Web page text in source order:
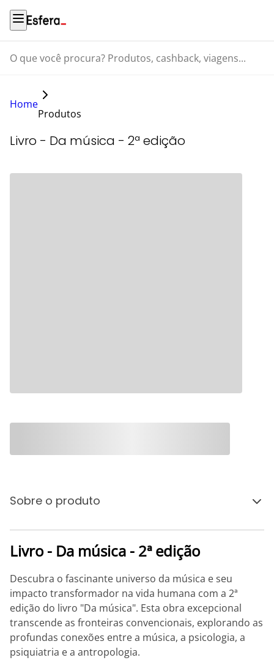
O que você procura? Produtos, cashback, viagens...
Home
Produtos
Livro - Da música - 2ª edição
Sobre o produto
Livro - Da música - 2ª edição
Descubra o fascinante universo da música e seu
impacto transformador na vida humana com a 2ª
edição do livro "Da música". Esta obra excepcional
transcende as fronteiras convencionais, explorando as
profundas conexões entre a música, a psicologia, a
psiquiatria e a antropologia.